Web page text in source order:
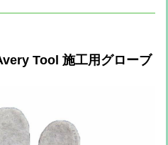
Tool 施工用グローブ